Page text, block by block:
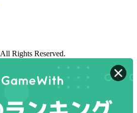
All Rights Reserved.